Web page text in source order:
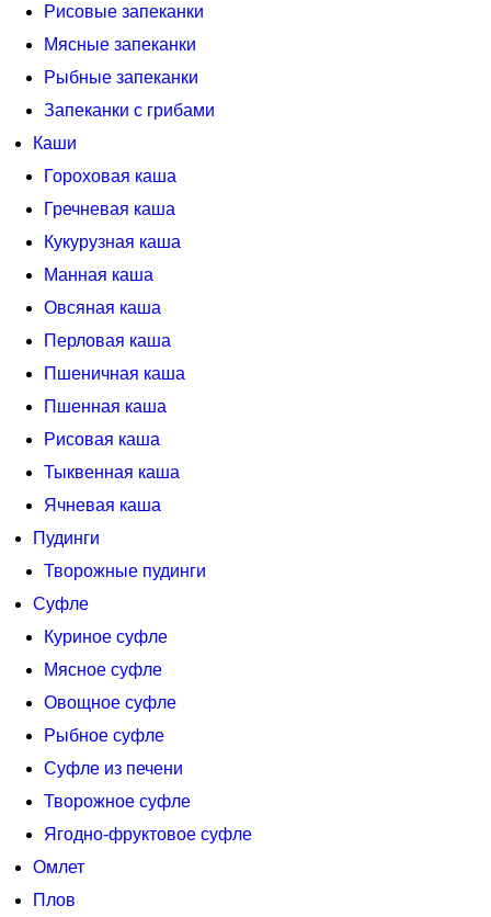
Рисовые запеканки
Мясные запеканки
Рыбные запеканки
Запеканки с грибами
Каши
Гороховая каша
Гречневая каша
Кукурузная каша
Манная каша
Овсяная каша
Перловая каша
Пшеничная каша
Пшенная каша
Рисовая каша
Тыквенная каша
Ячневая каша
Пудинги
Творожные пудинги
Суфле
Куриное суфле
Мясное суфле
Овощное суфле
Рыбное суфле
Суфле из печени
Творожное суфле
Ягодно-фруктовое суфле
Омлет
Плов